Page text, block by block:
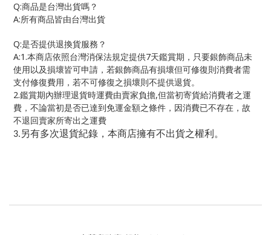
Q:商品是台灣出貨嗎？
A:所有商品皆由台灣出貨
Q:是否提供退換貨服務？
A:1.本商店依照台灣消保法規定提供7天鑑賞期，只要銀飾商品未
使用以及損壞皆可申請，若銀飾商品有損壞但可修復則消費者需
支付修復費用，若不可修復之損壞則不提供退貨。
2.鑑賞期內辦理退貨時運費由賣家負擔,但當初寄貨給消費者之運
費，不論當初是否已達到免運金額之條件，因消費已不存在，故
不退回賣家所寄出之運費
3.另有多次退貨紀錄，本商店擁有不出貨之權利。